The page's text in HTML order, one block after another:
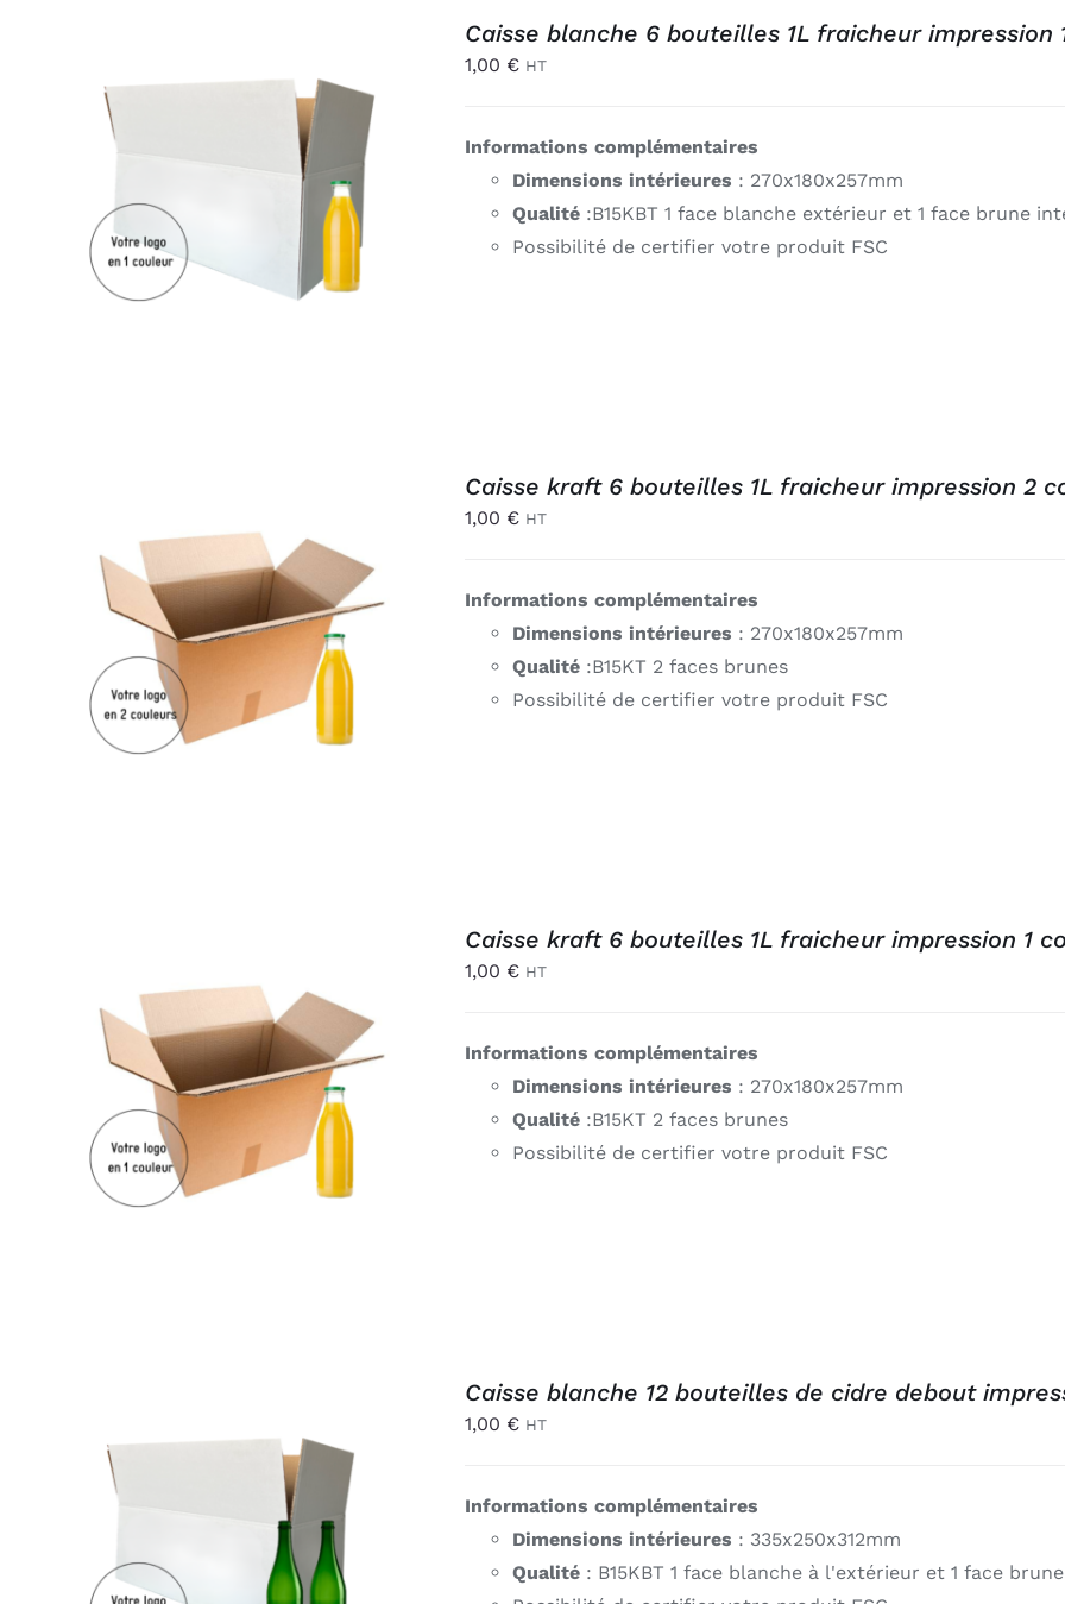
AJOUTER AU PANIER
/
Caisse blanche 6 bouteilles 1L fraicheur impression
1,00 € HT
Informations complémentaires
Dimensions intérieures : 270x180x257mm
Qualité :B15KBT 1 face blanche extérieur et 1 face brune
Possibilité de certifier votre produit FSC
AJOUTER AU PANIER
/
Caisse kraft 6 bouteilles 1L fraicheur impression 2
1,00 € HT
Informations complémentaires
Dimensions intérieures : 270x180x257mm
Qualité :B15KT 2 faces brunes
Possibilité de certifier votre produit FSC
AJOUTER AU PANIER
/
Caisse kraft 6 bouteilles 1L fraicheur impression 1
1,00 € HT
Informations complémentaires
Dimensions intérieures : 270x180x257mm
Qualité :B15KT 2 faces brunes
Possibilité de certifier votre produit FSC
AJOUTER AU PANIER
/
APERÇU
Caisse blanche 12 bouteilles de cidre debout
1,00 € HT
Informations complémentaires
Dimensions intérieures : 335x250x312mm
Qualité : B15KBT 1 face blanche à l'extérieur et 1 face